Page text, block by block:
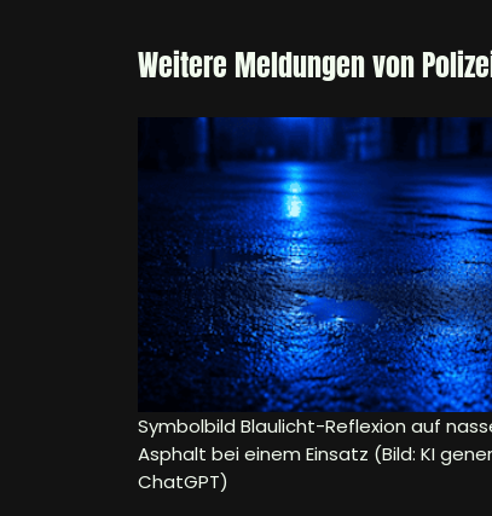
Weitere Meldungen von
Symbolbild Blaulicht-Reflexion auf
Asphalt bei einem Einsatz (Bild: KI
ChatGPT)